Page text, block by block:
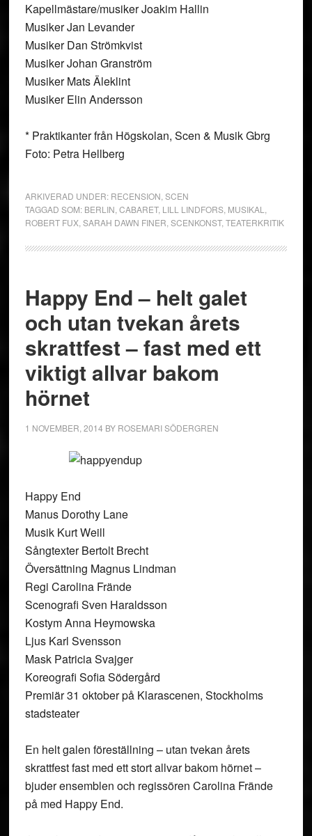
Kapellmästare/musiker Joakim Hallin
Musiker Jan Levander
Musiker Dan Strömkvist
Musiker Johan Granström
Musiker Mats Äleklint
Musiker Elin Andersson
* Praktikanter från Högskolan, Scen & Musik Gbrg
Foto: Petra Hellberg
ARKIVERAD UNDER: RECENSION SCEN
TAGGAD SOM: BERLIN CABARET, LILL LINDFORS, MUSIKAL
ROBERT FUX, SARAH DAWN FINER SCENKONST, TEATERKRITIK
Happy End – helt galet
och utan tvekan årets
skrattfest – fast med ett
viktigt allvar bakom
hörnet
1 NOVEMBER, 2014 BY ROSEMARI SÖDERGREN
Happy End
Manus Dorothy Lane
Musik Kurt Weill
Sångtexter Bertolt Brecht
Översättning Magnus Lindman
Regi Carolina Frände
Scenografi Sven Haraldsson
Kostym Anna Heymowska
Ljus Karl Svensson
Mask Patricia Svajger
Koreografi Sofia Södergård
Premiär 31 oktober på Klarascenen, Stockholms
stadsteater
En helt galen föreställning – utan tvekan årets
skrattfest fast med ett stort allvar bakom hörnet –
bjuder ensemblen och regissören Carolina Frände
på med Happy End.